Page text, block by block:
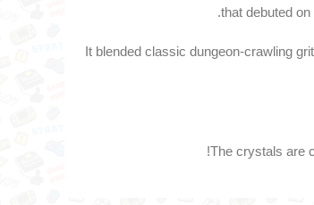
that debuted on
It blended classic dungeon‑crawling